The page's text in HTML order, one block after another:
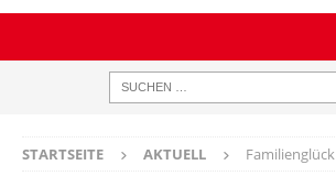
STARTSEITE AKTUELL Familienglück